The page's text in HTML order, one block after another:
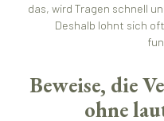
das, wird Tragen schnell
Deshalb lohnt sich
Beweise, die
ohne